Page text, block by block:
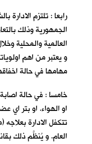
رابعا : تلتزم الادارة
الجمهورية وذلك
العالمية والمحلية
و يعتبر من اهم
مهامها في حالة
خامسا : في حالة
او الهواء. او بتر اي
تتكفل الادارة
العام. و يُنظَّم ذلك